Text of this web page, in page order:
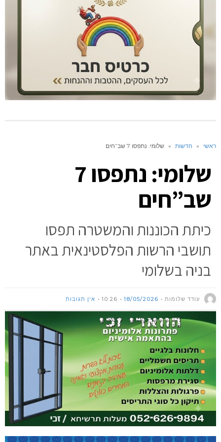
ראשי » חדשות » שלומי: נתפסו 7 שב”חים
שלומי: נתפסו 7
שב”חים
כיתת הכוננות והמשטרה תפסו
תושבי הרשות הפלסטינאית באתר
בניה בשלומי
עודד שלומות 18/05/2026
10:26 אין תגובות